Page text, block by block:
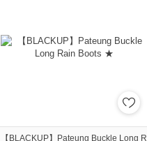
【BLACKUP】Pateung Buckle Long R